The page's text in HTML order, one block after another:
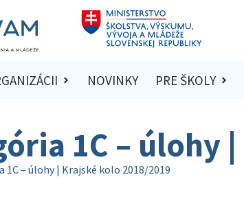
NOVINKY PRE ŠKOLY
1C – úlohy
1C – úlohy | Krajské kolo 2018/2019